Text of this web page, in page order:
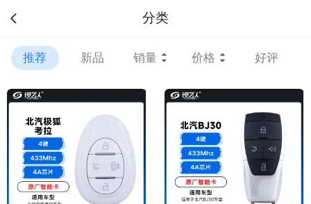
分类
推荐 新品 销量 价格 好评